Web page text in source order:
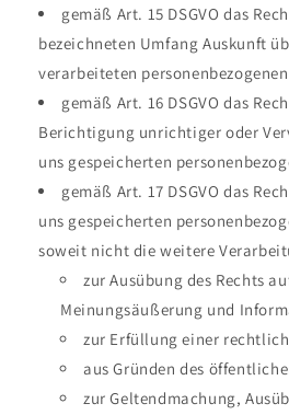
gemäß Art. 15 DSGVO das
bezeichneten Umfang Auskunft
verarbeiteten
gemäß Art. 16 DSGVO das
Berichtigung unrichtiger oder
uns gespeicherten
gemäß Art. 17 DSGVO das
uns gespeicherten
soweit nicht die weitere
zur Ausübung des Rechts
Meinungsäußerung und
zur Erfüllung einer
aus Gründen des
zur Geltendmachung,